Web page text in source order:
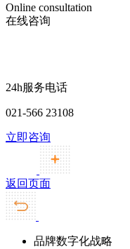
Online consultation
在线咨询
24h服务电话
021-566 23108
立即咨询
返回页面
品牌数字化战略